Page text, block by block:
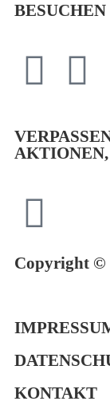
Copyright ©
KONTAKT